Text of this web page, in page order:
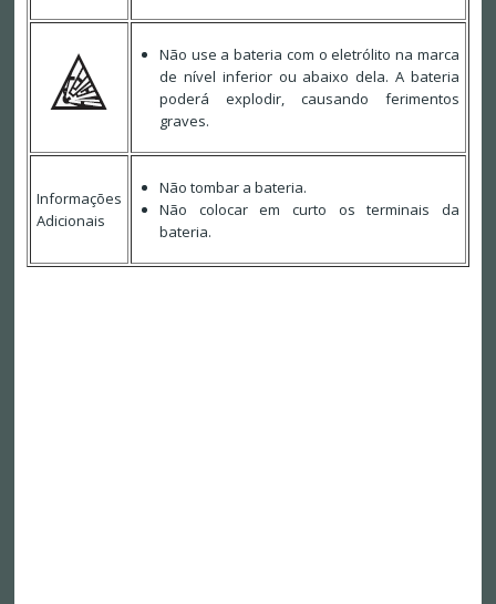
Não use a bateria com o eletrólito na marca
de nível inferior ou abaixo dela. A bateria
poderá explodir, causando ferimentos
graves.
Informações
Adicionais
Não tombar a bateria.
Não colocar em curto os terminais da
bateria.